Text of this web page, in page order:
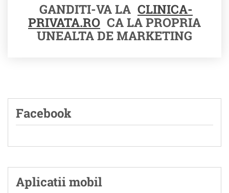
GANDITI-VA LA CLINICA-
PRIVATA.RO CA LA PROPRIA
UNEALTA DE MARKETING
Facebook
Aplicatii mobil